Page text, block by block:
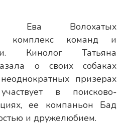
Ева Волохатых
комплекс команд и
Кинолог Татьяна
о своих собаках
призерах
в поисково-
ее компаньон Бад
и дружелюбием.